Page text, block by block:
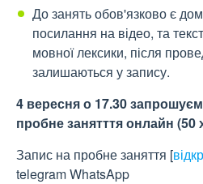
До занять обов'язково є
посилання на відео, та
мовної лексики, після
залишаються у запису.
4 вересня о 17.30
пробне занятття онлайн (50
Запис на пробне заняття [
telegram WhatsApp